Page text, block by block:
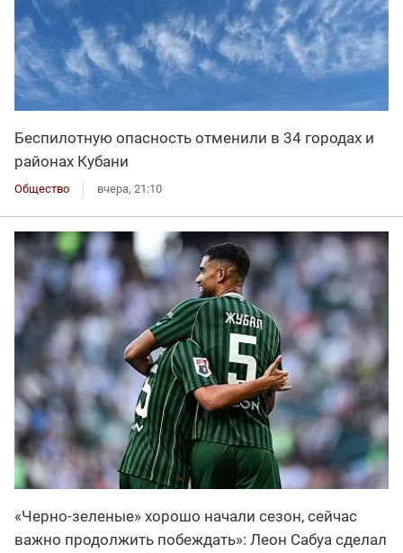
Беспилотную опасность отменили в 34 городах и
районах Кубани
Общество вчера, 21:10
«Черно-зеленые» хорошо начали сезон, сейчас
важно продолжить побеждать»: Леон Сабуа сделал